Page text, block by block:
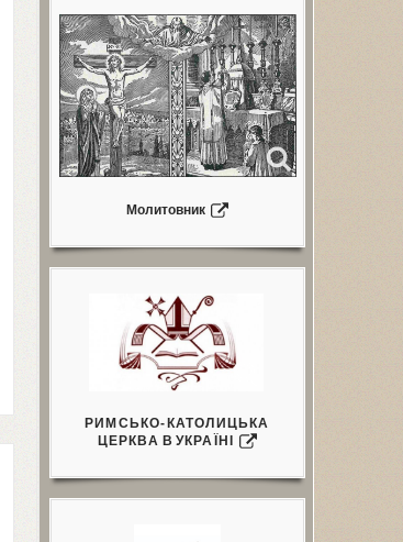
Молитовник
РИМСЬКО-КАТОЛИЦЬКА
ЦЕРКВА В УКРАЇНІ